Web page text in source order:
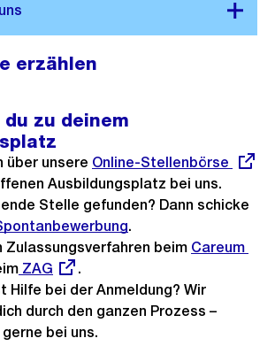
erzählen
zu deinem
über unsere Externer
Link:
Online-Stellenbörse
Ausbildungsplatz bei uns.
Stelle gefunden? Dann schicke
.
Zulassungsverfahren beim Externer
Careum
Externer
Link:
ZAG
.
Hilfe bei der Anmeldung? Wir
durch den ganzen Prozess –
bei uns.